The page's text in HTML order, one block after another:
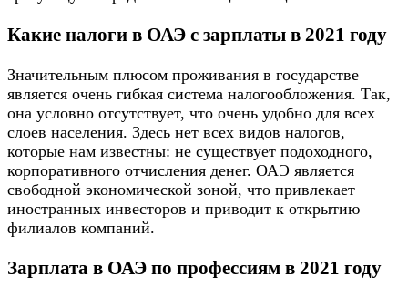
Какие налоги в ОАЭ с зарплаты в 2021 году
Значительным плюсом проживания в государстве
является очень гибкая система налогообложения. Так,
она условно отсутствует, что очень удобно для всех
слоев населения. Здесь нет всех видов налогов,
которые нам известны: не существует подоходного,
корпоративного отчисления денег. ОАЭ является
свободной экономической зоной, что привлекает
иностранных инвесторов и приводит к открытию
филиалов компаний.
Зарплата в ОАЭ по профессиям в 2021 году